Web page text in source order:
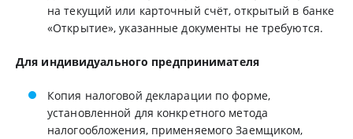
на текущий или карточный счёт, открытый в банке
«Открытие», указанные документы не требуются.
Для индивидуального предпринимателя
Копия налоговой декларации по форме,
установленной для конкретного метода
налогообложения, применяемого Заемщиком,